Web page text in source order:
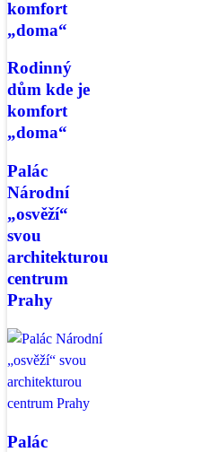
komfort
„doma“
Rodinný
dům kde je
komfort
„doma“
Palác
Národní
„osvěží“
svou
architekturou
centrum
Prahy
Palác